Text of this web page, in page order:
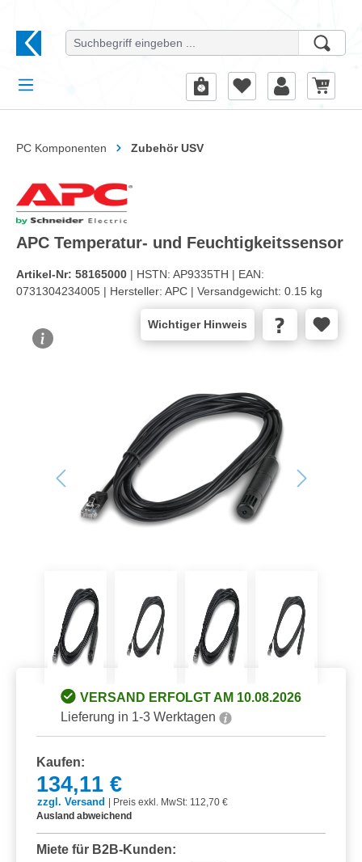
PC Komponenten Zubehör USV
APC Temperatur- und Feuchtigkeitssensor
Artikel-Nr: 58165000 | HSTN: AP9335TH | EAN:
0731304234005 | Hersteller: APC | Versandgewicht: 0.15 kg
Wichtiger Hinweis
VERSAND ERFOLGT AM 10.08.2026
Lieferung in 1-3 Werktagen
Kaufen:
134,11 €
zzgl. Versand
Preis exkl. MwSt: 112,70 €
Ausland abweichend
Miete für B2B-Kunden: